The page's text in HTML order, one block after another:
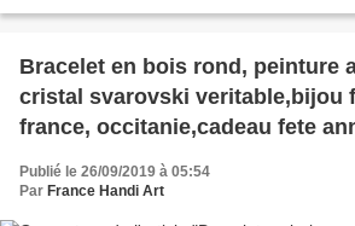
Bracelet en bois rond, peinture
cristal svarovski veritable,bijou
france, occitanie,cadeau fete
noel,france handi art
Publié le 26/09/2019 à 05:54
Par France Handi Art